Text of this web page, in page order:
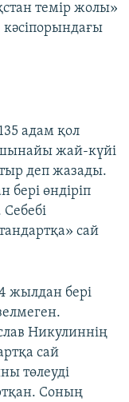
темір жолы»
адам қол
жай-күйі
деп жазады.
өндіріп
сай
жылдан бері
Никулиннің
сай
төлеуді
Соның